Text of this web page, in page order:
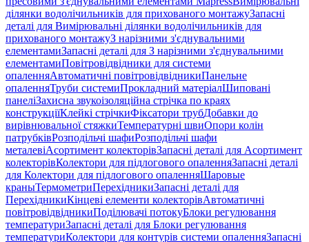
ділянки водолічильників для прихованого монтажуЗапасні
деталі для Вимірювальні ділянки водолічильників для
прихованого монтажуЗ нарізними з'єднувальними
елементамиЗапасні деталі для З нарізними з'єднувальними
елементамиПовітровідвідники для системи
опаленняАвтоматичні повітровідвідникиПанельне
опаленняТруби системиПрокладний матеріалШиповані
панеліЗахисна звукоізоляційна стрічка по краях
конструкціїКлейкі стрічкиФіксатори трубДобавки до
вирівнювальної стяжкиТемпературні швиОпори колін
патрубківРозподільчі шафиРозподільчі шафи
металевіАсортимент колекторівЗапасні деталі для Асортимент
колекторівКолектори для підлогового опаленняЗапасні деталі
для Колектори для підлогового опаленняШаровые
краныТермометриПерехідникиЗапасні деталі для
ПерехідникиКінцеві елементи колекторівАвтоматичні
повітровідвідникиПоділювачі потокуБлоки регулювання
температуриЗапасні деталі для Блоки регулювання
температуриКолектори для контурів системи опаленняЗапасні